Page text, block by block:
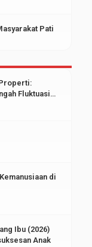
Pati
Fluktuasi
di
Ibu (2026)
Anak